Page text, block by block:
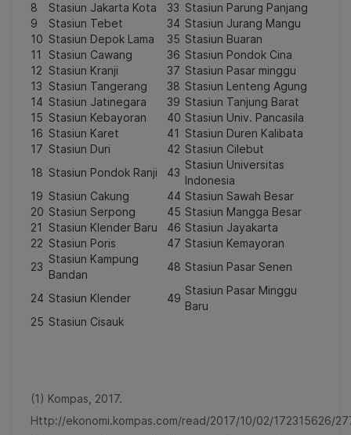
8
Stasiun Jakarta Kota 33 Stasiun Parung Panjang
9
Stasiun Tebet 34 Stasiun Jurang Mangu
10 Stasiun Depok Lama 35 Stasiun Buaran
11
Stasiun Cawang 36 Stasiun Pondok Cina
12 Stasiun Kranji 37 Stasiun Pasar minggu
13 Stasiun Tangerang 38 Stasiun Lenteng Agung
14 Stasiun Jatinegara 39 Stasiun Tanjung Barat
15 Stasiun Kebayoran 40 Stasiun Univ. Pancasila
16 Stasiun Karet 41 Stasiun Duren Kalibata
17 Stasiun Duri 42 Stasiun Cilebut
18 Stasiun Pondok Ranji 43
Stasiun Universitas
Indonesia
19 Stasiun Cakung 44 Stasiun Sawah Besar
20 Stasiun Serpong 45 Stasiun Mangga Besar
21 Stasiun Klender Baru 46 Stasiun Jayakarta
22 Stasiun Poris 47 Stasiun Kemayoran
23
Stasiun Kampung
Bandan
48 Stasiun Pasar Senen
24 Stasiun Klender 49
Stasiun Pasar Minggu
Baru
25 Stasiun Cisauk
(1) Kompas, 2017.
Http://ekonomi.kompas.com/read/2017/10/02/172315626/